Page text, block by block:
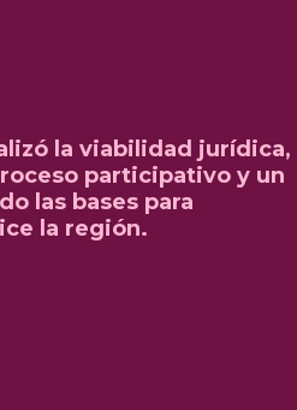
la viabilidad jurídica,
participativo y un
las bases para
la región.